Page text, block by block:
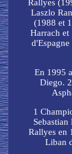
Rallyes
Laszlo
(1988 et
Harrach
En 1995
Diego.
1
Rallyes en
Liban